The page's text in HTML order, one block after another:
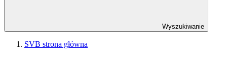
Wyszukiwanie
SVB strona główna